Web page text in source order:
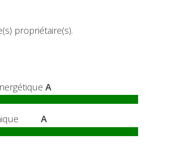
propriétaire(s).
A
A